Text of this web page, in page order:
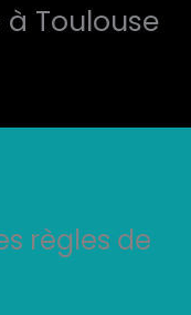
Toulouse
règles de